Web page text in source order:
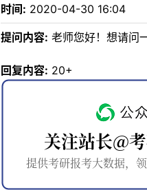
时间: 2020-04-30 16:04
提问内容: 老师您好！想请问
回复内容: 20+